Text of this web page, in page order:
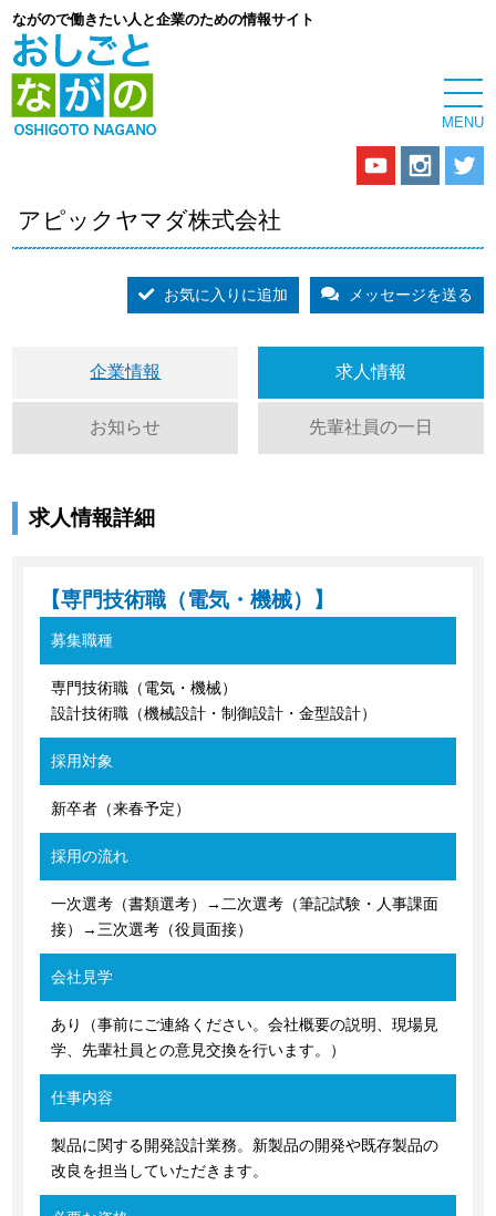
ながので働きたい人と企業のための情報サイト
アピックヤマダ株式会社
お気に入りに追加 メッセージを送る
企業情報 求人情報
お知らせ 先輩社員の一日
求人情報詳細
【専門技術職（電気・機械）】
募集職種
専門技術職（電気・機械）
設計技術職（機械設計・制御設計・金型設計）
採用対象
新卒者（来春予定）
採用の流れ
一次選考（書類選考）→二次選考（筆記試験・人事課面
接）→三次選考（役員面接）
会社見学
あり（事前にご連絡ください。会社概要の説明、現場見
学、先輩社員との意見交換を行います。）
仕事内容
製品に関する開発設計業務。新製品の開発や既存製品の
改良を担当していただきます。